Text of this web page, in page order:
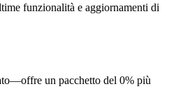
funzionalità e aggiornamenti di
un pacchetto del 0% più